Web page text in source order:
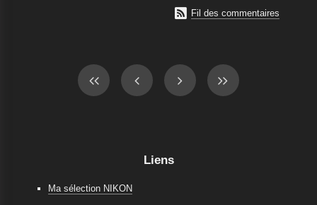
 Fil des commentaires
Liens
Ma sélection NIKON